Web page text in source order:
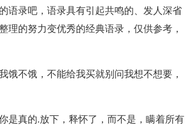
语录吧，语录具有引起共鸣的、发人深省
理的努力变优秀的经典语录，仅供参考，
饿不饿，不能给我买就别问我想不想要，
是真的.放下，释怀了，而不是，瞒着所有